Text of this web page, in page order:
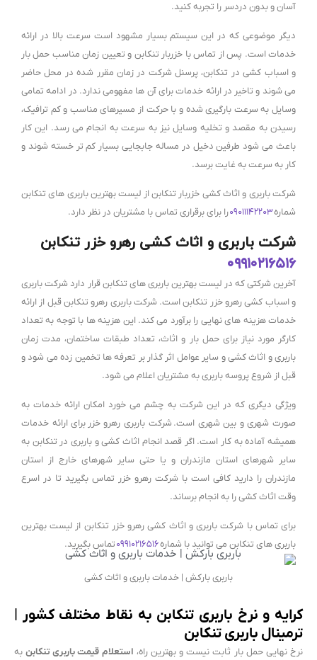
آسان و بدون دردسر را تجربه کنید.
دیگر موضوعی که در این سیستم بسیار مشهود است سرعت بالا در ارائه
خدمات است. پس از تماس با خزربار تنکابن و تعیین زمان مناسب حمل بار
و اسباب کشی در تنکابن، پرسنل شرکت در زمان مقرر شده در محل حاضر
می شوند و تاخیر در ارائه خدمات برای آن ها مفهومی ندارد. در ادامه تمامی
وسایل به سرعت بارگیری شده و با حرکت از مسیرهای مناسب و کم ترافیک،
رسیدن به مقصد و تخلیه وسایل نیز به سرعت به انجام می رسد. این کار
باعث می شود طرفین دخیل در مساله جابجایی بسیار کم تر خسته شوند و
کار به سرعت به غایت برسد.
شرکت باربری و اثاث کشی خزربار تنکابن از لیست بهترین باربری های تنکابن
شماره۰۹۰۱۱۱۴۲۲۰۳را برای برقراری تماس با مشتریان در نظر دارد.
شرکت باربری و اثاث کشی رهرو خزر تنکابن
۰۹۹۱۰۲۱۶۵۱۶
آخرین شرکتی که در لیست بهترین باربری های تنکابن قرار دارد شرکت باربری
و اسباب کشی رهرو خزر تنکابن است. شرکت باربری رهرو تنکابن قبل از ارائه
خدمات هزینه های نهایی را برآورد می کند. این هزینه ها با توجه به تعداد
کارگر مورد نیاز برای حمل بار و اثاث، تعداد طبقات ساختمان، مدت زمان
باربری و اثاث کشی و سایر عوامل اثر گذار بر تعرفه ها تخمین زده می شود و
قبل از شروع پروسه باربری به مشتریان اعلام می شود.
ویژگی دیگری که در این شرکت به چشم می خورد امکان ارائه خدمات به
صورت شهری و بین شهری است. شرکت باربری رهرو خزر برای ارائه خدمات
همیشه آماده به کار است. اگر قصد انجام اثاث کشی و باربری در تنکابن به
سایر شهرهای استان مازندران و یا حتی سایر شهرهای خارج از استان
مازندران را دارید کافی است با شرکت رهرو خزر تماس بگیرید تا در اسرع
وقت اثاث کشی را به انجام برساند.
برای تماس با شرکت باربری و اثاث کشی رهرو خزر تنکابن از لیست بهترین
باربری های تنکابن می توانید با شماره۰۹۹۱۰۲۱۶۵۱۶تماس بگیرید.
باربری بارکش | خدمات باربری و اثاث کشی
کرایه و نرخ باربری تنکابن به نقاط مختلف کشور |
ترمینال باربری تنکابن
نرخ نهایی حمل بار ثابت نیست و بهترین راه، استعلام قیمت باربری تنکابنبه